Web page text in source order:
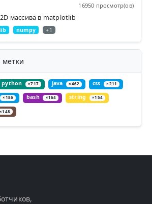
16950 просмотр(ов)
массива в matplotlib
numpy +1
python ×717 java ×462 css ×211
×186 bash ×164 string ×154
×148